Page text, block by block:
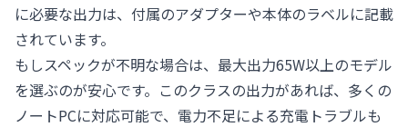
に必要な出力は、付属のアダプターや本体のラベルに記載
されています。
もしスペックが不明な場合は、最大出力65W以上のモデル
を選ぶのが安心です。このクラスの出力があれば、多くの
ノートPCに対応可能で、電力不足による充電トラブルも